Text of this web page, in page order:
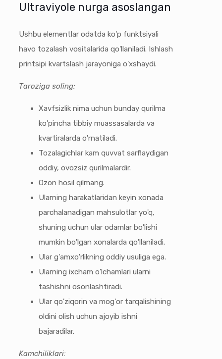
Ultraviyole nurga asoslangan
Ushbu elementlar odatda ko'p funktsiyali
havo tozalash vositalarida qo'llaniladi. Ishlash
printsipi kvartslash jarayoniga o'xshaydi.
Taroziga soling:
Xavfsizlik nima uchun bunday qurilma
ko'pincha tibbiy muassasalarda va
kvartiralarda o'rnatiladi.
Tozalagichlar kam quvvat sarflaydigan
oddiy, ovozsiz qurilmalardir.
Ozon hosil qilmang.
Ularning harakatlaridan keyin xonada
parchalanadigan mahsulotlar yo'q,
shuning uchun ular odamlar bo'lishi
mumkin bo'lgan xonalarda qo'llaniladi.
Ular g'amxo'rlikning oddiy usuliga ega.
Ularning ixcham o'lchamlari ularni
tashishni osonlashtiradi.
Ular qo'ziqorin va mog'or tarqalishining
oldini olish uchun ajoyib ishni
bajaradilar.
Kamchiliklari: